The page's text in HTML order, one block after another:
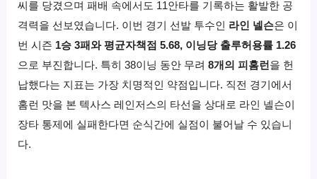
씨를 당겼으며 패배 속에서도 11안타를 기록하는 활발한 공
격력을 선보였습니다. 이번 경기 선발 투수인 라인 넬슨은 이
번 시즌 1승 3패와 평균자책점 5.68, 이닝당 출루허용률 1.26
으로 부진합니다. 특히 38이닝 동안 무려8개의 피홈런 을 헌
납했다는 지표는 가장 치명적인 약점입니다. 직전 경기에서
홈런 맛을 본 텍사스 레인저스의 타선을 상대로 라인 넬슨이
장타 통제에 실패한다면 순식간에 실점이 불어날 수 있습니
다.